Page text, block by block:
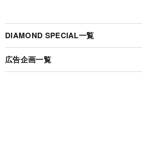
DIAMOND SPECIAL一覧
広告企画一覧